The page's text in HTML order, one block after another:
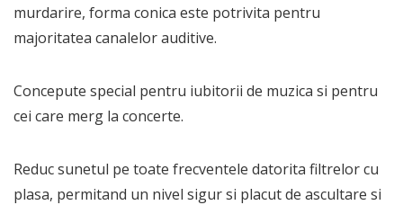
murdarire, forma conica este potrivita pentru
majoritatea canalelor auditive.
Concepute special pentru iubitorii de muzica si pentru
cei care merg la concerte.
Reduc sunetul pe toate frecventele datorita filtrelor cu
plasa, permitand un nivel sigur si placut de ascultare si